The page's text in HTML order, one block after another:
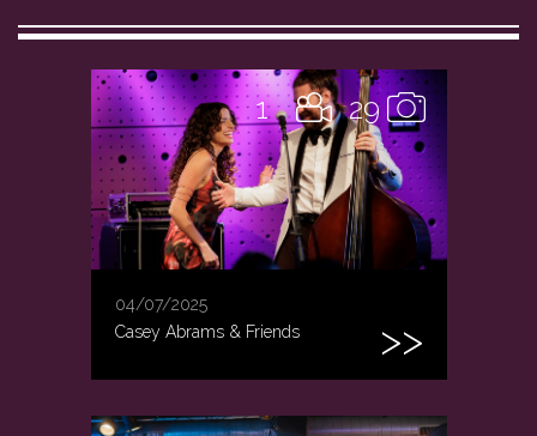
29
1
04/07/2025
Casey Abrams & Friends